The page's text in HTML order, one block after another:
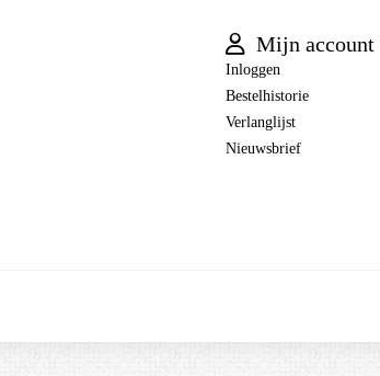
Mijn account
Inloggen
Bestelhistorie
Verlanglijst
Nieuwsbrief